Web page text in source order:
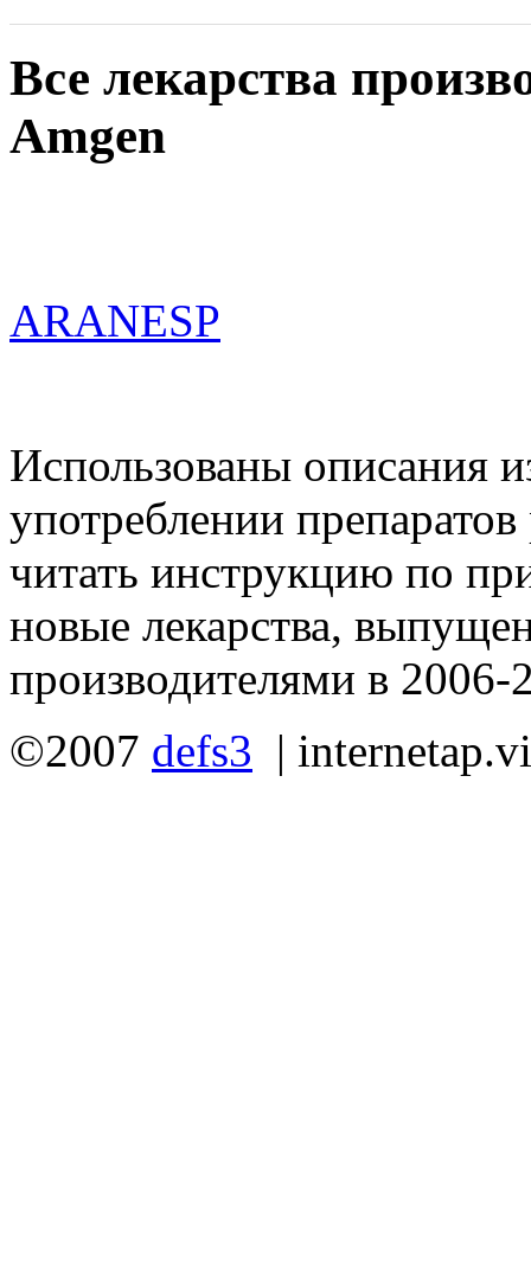
Все лекарства
Amgen
ARANESP
Использованы описания
употреблении
читать инструкцию по
новые лекарства,
производителями в 2006-
©2007 defs3 |